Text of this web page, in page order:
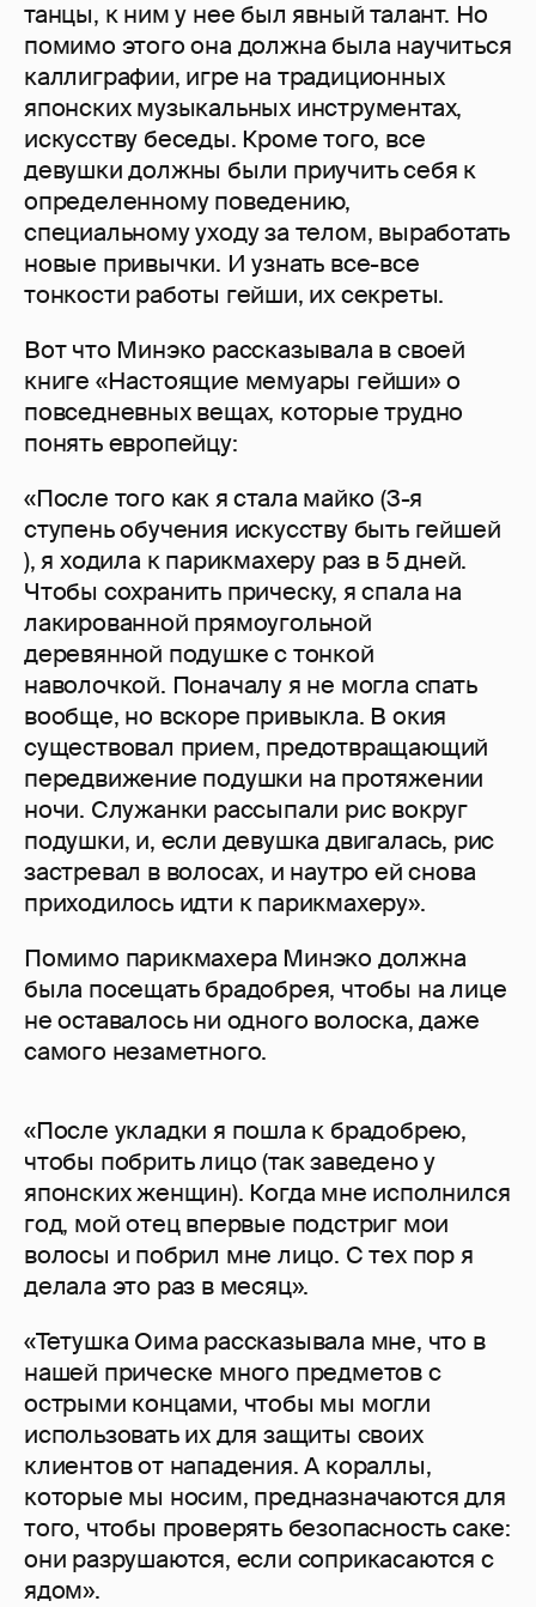
танцы, к ним у нее был явный талант. Но
помимо этого она должна была научиться
каллиграфии, игре на традиционных
японских музыкальных инструментах,
искусству беседы. Кроме того, все
девушки должны были приучить себя к
определенному поведению,
специальному уходу за телом, выработать
новые привычки. И узнать все-все
тонкости работы гейши, их секреты.
Вот что Минэко рассказывала в своей
книге «Настоящие мемуары гейши» о
повседневных вещах, которые трудно
понять европейцу:
«После того как я стала майко (3-я
ступень обучения искусству быть гейшей
), я ходила к парикмахеру раз в 5 дней.
Чтобы сохранить прическу, я спала на
лакированной прямоугольной
деревянной подушке с тонкой
наволочкой. Поначалу я не могла спать
вообще, но вскоре привыкла. В окия
существовал прием, предотвращающий
передвижение подушки на протяжении
ночи. Служанки рассыпали рис вокруг
подушки, и, если девушка двигалась, рис
застревал в волосах, и наутро ей снова
приходилось идти к парикмахеру».
Помимо парикмахера Минэко должна
была посещать брадобрея, чтобы на лице
не оставалось ни одного волоска, даже
самого незаметного.
«После укладки я пошла к брадобрею,
чтобы побрить лицо (так заведено у
японских женщин). Когда мне исполнился
год, мой отец впервые подстриг мои
волосы и побрил мне лицо. С тех пор я
делала это раз в месяц».
«Тетушка Оима рассказывала мне, что в
нашей прическе много предметов с
острыми концами, чтобы мы могли
использовать их для защиты своих
клиентов от нападения. А кораллы,
которые мы носим, предназначаются для
того, чтобы проверять безопасность саке:
они разрушаются, если соприкасаются с
ядом».